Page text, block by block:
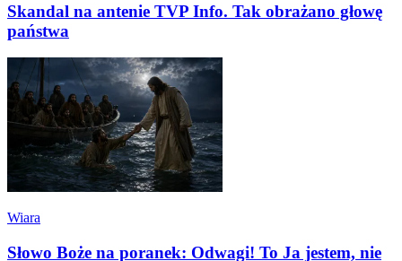
Skandal na antenie TVP Info. Tak obrażano głowę
państwa
Wiara
Słowo Boże na poranek: Odwagi! To Ja jestem, nie